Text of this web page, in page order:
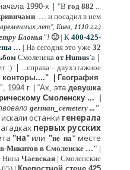
1990-х | "В год 882 ...
… и посадил в нем
лет", Киев, 1110 г.г.)
Блонья”! 🙂| К 400-425-
… | На сегодня это уже 32
Смоленска от Humus`a |
т :) | ...справа – двухэтажное
конторы...."
Гeография
1994 г. “Ах, эта девушка
Смоленску ...
german_cemetery ..."
останки генерала
первых русских
"на"или "не на" месте
Микитов в Смоленске …" |
Нина Чаевская | Смоленские